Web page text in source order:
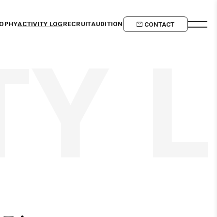
ACTIVITY LOG RECRUITAUDITION CONTACT